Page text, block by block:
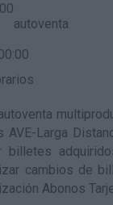
Larga
billetes
cambios de
Abonos